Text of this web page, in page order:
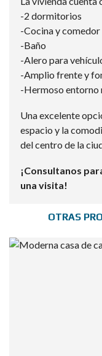
-2 dormitorios
-Cocina y comedor
-Baño
-Alero para
-Amplio frente y
-Hermoso entorno
Una excelente
espacio y la
del centro de la
¡Consultanos
una visita!
OTRAS